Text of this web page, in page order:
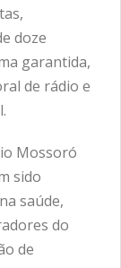
doze
garantida,
de rádio e
Mossoró
sido
saúde,
do
de